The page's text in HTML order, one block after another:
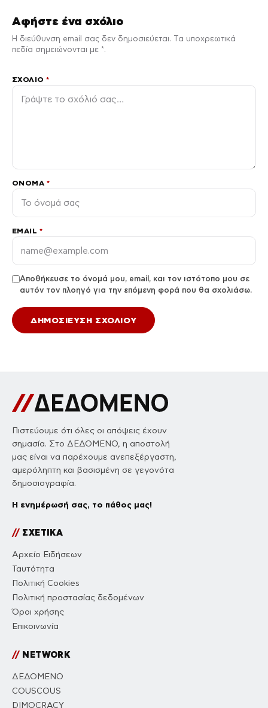
Αφήστε ένα σχόλιο
Η διεύθυνση email σας δεν δημοσιεύεται. Τα υποχρεωτικά
πεδία σημειώνονται με *.
ΣΧΌΛΙΟ*
ΌΝΟΜΑ *
EMAIL *
Αποθήκευσε το όνομά μου, email, και τον ιστότοπο μου σε
αυτόν τον πλοηγό για την επόμενη φορά που θα σχολιάσω.
Πιστεύουμε ότι όλες οι απόψεις έχουν
σημασία. Στο ΔΕΔΟΜΕΝΟ, η αποστολή
μας είναι να παρέχουμε ανεπεξέργαστη,
αμερόληπτη και βασισμένη σε γεγονότα
δημοσιογραφία.
Η ενημέρωσή σας, το πάθος μας!
//ΣΧΕΤΙΚΑ
Αρχείο Ειδήσεων
Ταυτότητα
Πολιτική Cookies
Πολιτική προστασίας δεδομένων
Όροι χρήσης
Επικοινωνία
//NETWORK
ΔΕΔΟΜΕΝΟ
COUSCOUS
DIMOCRACY